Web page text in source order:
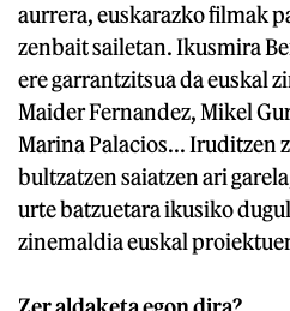
aurrera, euskarazko filmak
zenbait sailetan. Ikusmira
ere garrantzitsua da euskal
Maider Fernandez, Mikel
Marina Palacios... Iruditzen
bultzatzen saiatzen ari
urte batzuetara ikusiko
zinemaldia euskal